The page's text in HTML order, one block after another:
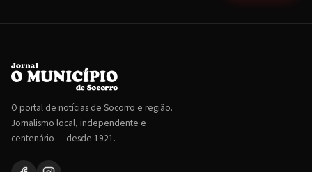
O portal de notícias de Socorro e região.
Jornalismo local, independente e
centenário — desde 1921.